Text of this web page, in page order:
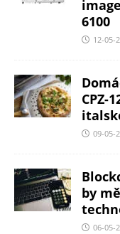
6100
12-05-
CPZ-
09-05-
by
06-05-